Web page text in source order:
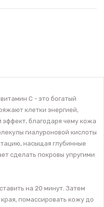
С - это богатый
клетки энергией,
благодаря чему кожа
гиалуроновой кислоты
насыщая глубинные
сделать покровы упругими
на 20 минут. Затем
помассировать кожу до